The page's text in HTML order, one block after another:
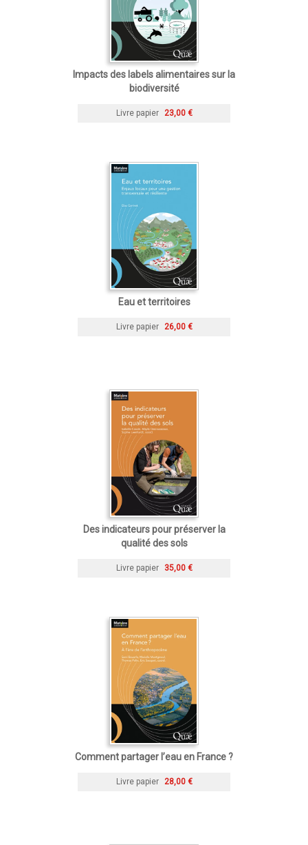
Impacts des labels alimentaires sur la
biodiversité
Livre papier 23,00 €
Eau et territoires
Livre papier 26,00 €
Des indicateurs pour préserver la
qualité des sols
Livre papier 35,00 €
Comment partager l’eau en France ?
Livre papier 28,00 €